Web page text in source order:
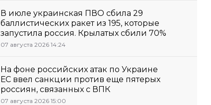
В июле украинская ПВО сбила 29
баллистических ракет из 195, которые
запустила россия. Крылатых сбили 70%
07 августа 2026 14:24
На фоне российских атак по Украине
ЕС ввел санкции против еще пятерых
россиян, связанных с ВПК
07 августа 2026 15:00